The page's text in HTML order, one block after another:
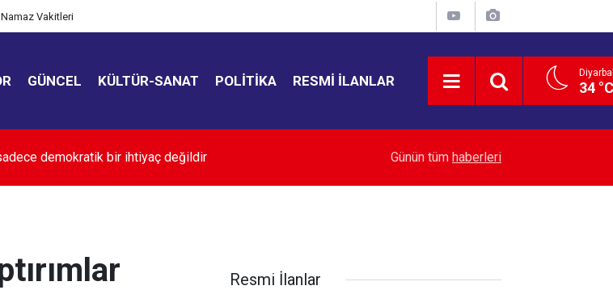
Namaz Vakitleri
GÜNCEL KÜLTÜR-SANAT POLITIKA RESMI İLANLAR 34
MHP'li Feti Yıldız Abdullah Öcalan'ın çağrısını
Günün tüm haberleri
Resmi İlanlar